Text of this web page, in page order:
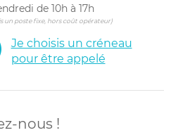
de 10h à 17h
un poste fixe, hors coût opérateur)
Je choisis un créneau
pour être appelé
nous !